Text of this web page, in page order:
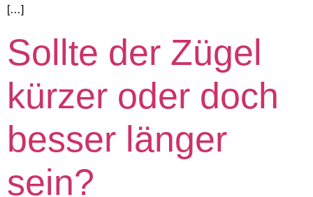
[…]
Sollte der Zügel
kürzer oder doch
besser länger
sein?